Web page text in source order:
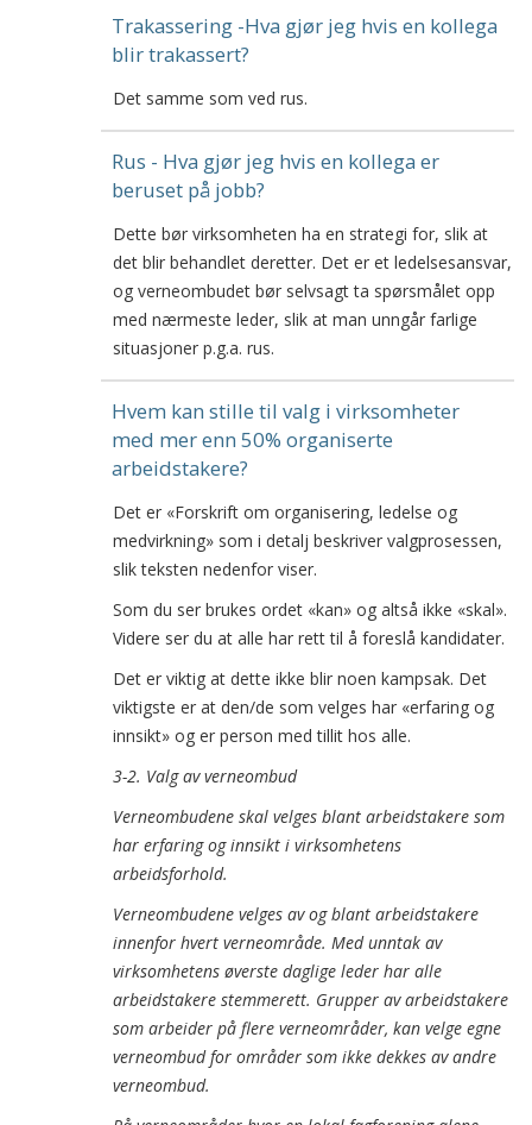
Trakassering -Hva gjør jeg hvis en kollega
blir trakassert?
Det samme som ved rus.
Rus - Hva gjør jeg hvis en kollega er
beruset på jobb?
Dette bør virksomheten ha en strategi for, slik at
det blir behandlet deretter. Det er et ledelsesansvar,
og verneombudet bør selvsagt ta spørsmålet opp
med nærmeste leder, slik at man unngår farlige
situasjoner p.g.a. rus.
Hvem kan stille til valg i virksomheter
med mer enn 50% organiserte
arbeidstakere?
Det er «Forskrift om organisering, ledelse og
medvirkning» som i detalj beskriver valgprosessen,
slik teksten nedenfor viser.
Som du ser brukes ordet «kan» og altså ikke «skal».
Videre ser du at alle har rett til å foreslå kandidater.
Det er viktig at dette ikke blir noen kampsak. Det
viktigste er at den/de som velges har «erfaring og
innsikt» og er person med tillit hos alle.
3-2. Valg av verneombud
Verneombudene skal velges blant arbeidstakere som
har erfaring og innsikt i virksomhetens
arbeidsforhold.
Verneombudene velges av og blant arbeidstakere
innenfor hvert verneområde. Med unntak av
virksomhetens øverste daglige leder har alle
arbeidstakere stemmerett. Grupper av arbeidstakere
som arbeider på flere verneområder, kan velge egne
verneombud for områder som ikke dekkes av andre
verneombud.